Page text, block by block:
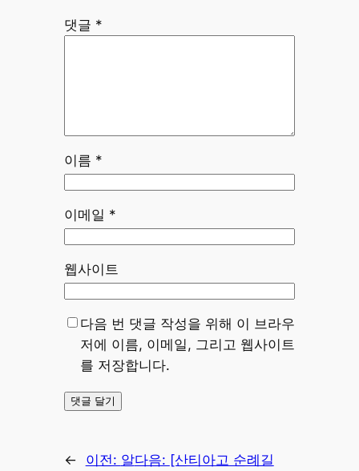
댓글 *
이름 *
이메일 *
웹사이트
다음 번 댓글 작성을 위해 이 브라우
저에 이름, 이메일, 그리고 웹사이트
를 저장합니다.
← 이전: 알다음: [산티아고 순례길